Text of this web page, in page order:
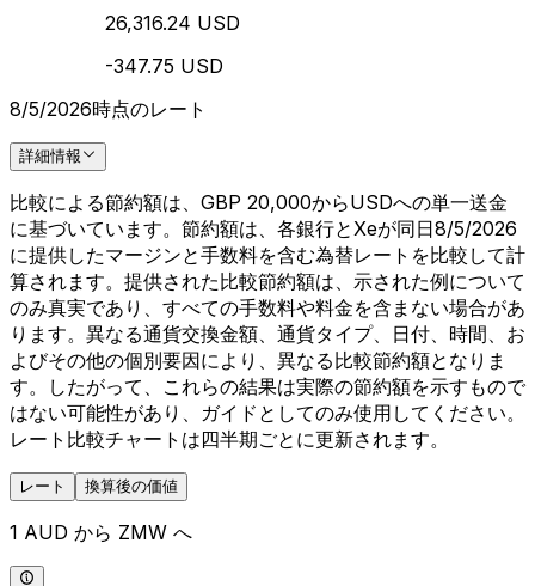
26,316.24 USD
-347.75 USD
8/5/2026時点のレート
詳細情報
比較による節約額は、GBP 20,000からUSDへの単一送金
に基づいています。節約額は、各銀行とXeが同日8/5/2026
に提供したマージンと手数料を含む為替レートを比較して計
算されます。提供された比較節約額は、示された例について
のみ真実であり、すべての手数料や料金を含まない場合があ
ります。異なる通貨交換金額、通貨タイプ、日付、時間、お
よびその他の個別要因により、異なる比較節約額となりま
す。したがって、これらの結果は実際の節約額を示すもので
はない可能性があり、ガイドとしてのみ使用してください。
レート比較チャートは四半期ごとに更新されます。
レート 換算後の価値
1 AUD から ZMW へ